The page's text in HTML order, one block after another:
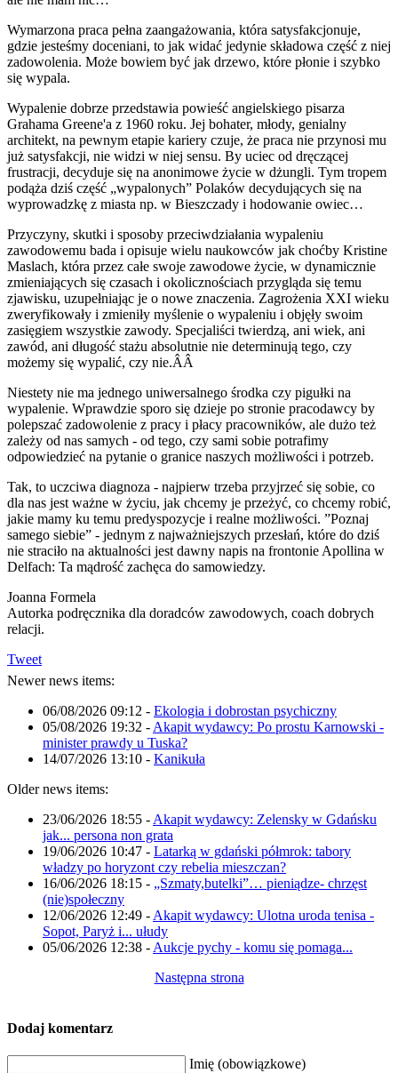
Wymarzona praca pełna zaangażowania, która satysfakcjonuje,
gdzie jesteśmy doceniani, to jak widać jedynie składowa część z niej
zadowolenia. Może bowiem być jak drzewo, które płonie i szybko
się wypala.
Wypalenie dobrze przedstawia powieść angielskiego pisarza
Grahama Greene'a z 1960 roku. Jej bohater, młody, genialny
architekt, na pewnym etapie kariery czuje, że praca nie przynosi mu
już satysfakcji, nie widzi w niej sensu. By uciec od dręczącej
frustracji, decyduje się na anonimowe życie w dżungli. Tym tropem
podąża dziś część „wypalonych” Polaków decydujących się na
wyprowadzkę z miasta np. w Bieszczady i hodowanie owiec…
Przyczyny, skutki i sposoby przeciwdziałania wypaleniu
zawodowemu bada i opisuje wielu naukowców jak choćby Kristine
Maslach, która przez całe swoje zawodowe życie, w dynamicznie
zmieniających się czasach i okolicznościach przygląda się temu
zjawisku, uzupełniając je o nowe znaczenia. Zagrożenia XXI wieku
zweryfikowały i zmieniły myślenie o wypaleniu i objęły swoim
zasięgiem wszystkie zawody. Specjaliści twierdzą, ani wiek, ani
zawód, ani długość stażu absolutnie nie determinują tego, czy
możemy się wypalić, czy nie.ÂÂ
Niestety nie ma jednego uniwersalnego środka czy pigułki na
wypalenie. Wprawdzie sporo się dzieje po stronie pracodawcy by
polepszać zadowolenie z pracy i płacy pracowników, ale dużo też
zależy od nas samych - od tego, czy sami sobie potrafimy
odpowiedzieć na pytanie o granice naszych możliwości i potrzeb.
Tak, to uczciwa diagnoza - najpierw trzeba przyjrzeć się sobie, co
dla nas jest ważne w życiu, jak chcemy je przeżyć, co chcemy robić,
jakie mamy ku temu predyspozycje i realne możliwości. ”Poznaj
samego siebie” - jednym z najważniejszych przesłań, które do dziś
nie straciło na aktualności jest dawny napis na frontonie Apollina w
Delfach: Ta mądrość zachęca do samowiedzy.
Joanna Formela
Autorka podręcznika dla doradców zawodowych, coach dobrych
relacji.
Tweet
Newer news items:
06/08/2026 09:12 - Ekologia i dobrostan psychiczny
05/08/2026 19:32 - Akapit wydawcy: Po prostu Karnowski -
minister prawdy u Tuska?
14/07/2026 13:10 - Kanikuła
Older news items:
23/06/2026 18:55 - Akapit wydawcy: Zelensky w Gdańsku
jak... persona non grata
19/06/2026 10:47 - Latarką w gdański półmrok: tabory
władzy po horyzont czy rebelia mieszczan?
16/06/2026 18:15 - „Szmaty,butelki”… pieniądze- chrzęst
(nie)społeczny
12/06/2026 12:49 - Akapit wydawcy: Ulotna uroda tenisa -
Sopot, Paryż i... ułudy
05/06/2026 12:38 - Aukcje pychy - komu się pomaga...
Następna strona
Dodaj komentarz
Imię (obowiązkowe)